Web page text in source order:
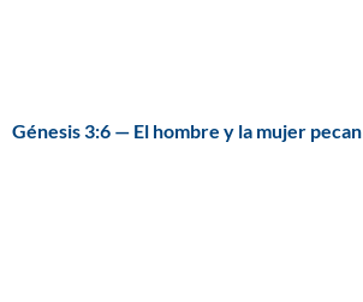
Génesis 3:6 — El hombre y la mujer pecan